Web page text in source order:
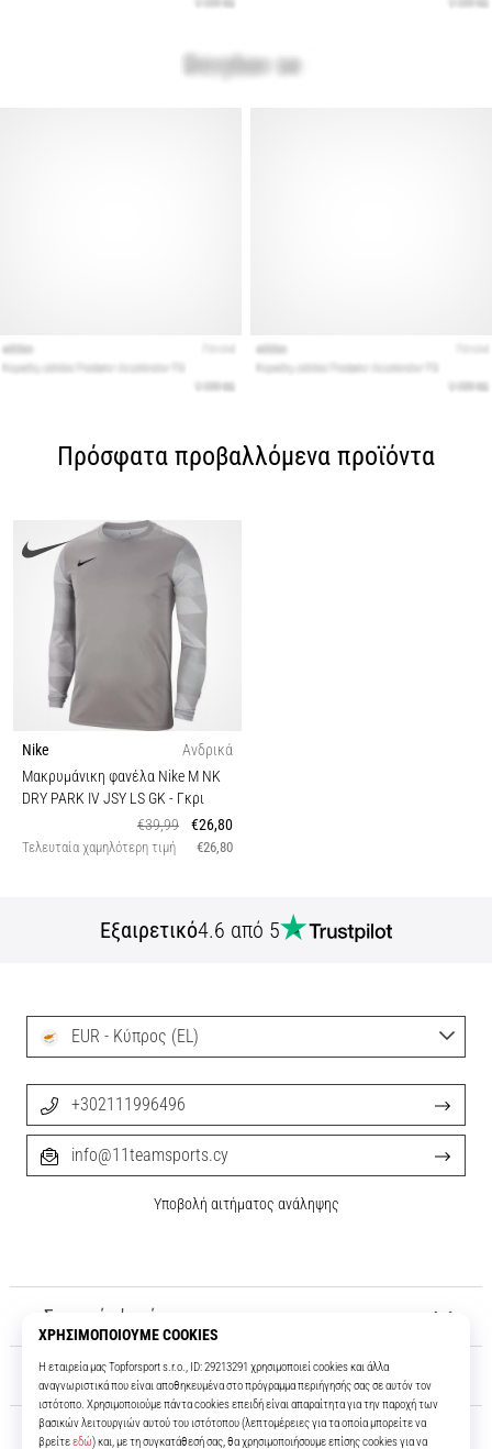
Πρόσφατα προβαλλόμενα προϊόντα
Nike
Ανδρικά
Μακρυμάνικη φανέλα Nike M NK
DRY PARK IV JSY LS GK- Γκρι
€39,99
€26,80
Τελευταία χαμηλότερη τιμή €26,80
Εξαιρετικό4.6 από 5
Σχετικά μ' εμάς
Εξυπηρέτηση πελατών
EUR - Κύπρος (EL)
+302111996496
info@11teamsports.cy
Υποβολή αιτήματος ανάληψης